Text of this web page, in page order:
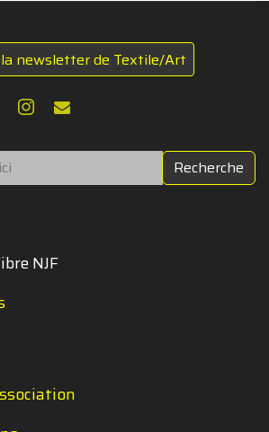
newsletter de Textile/Art
Recherche
NJF